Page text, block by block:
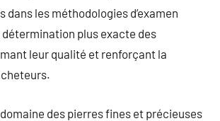
dans les méthodologies d’examen
plus exacte des
leur qualité et renforçant la
des pierres fines et précieuses